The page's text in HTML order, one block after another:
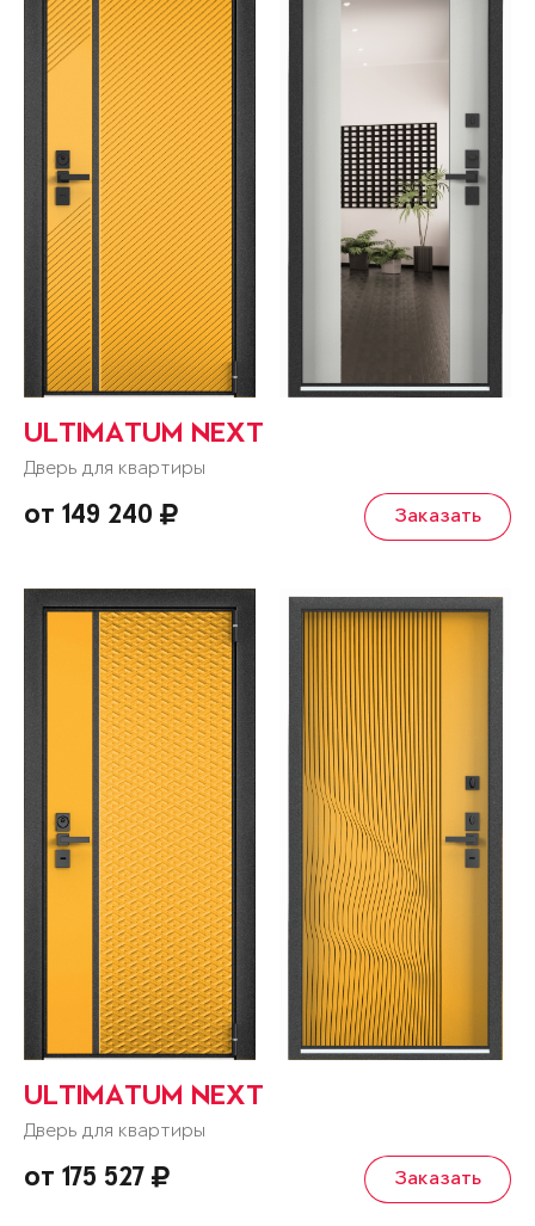
ULTIMATUM NEXT
Дверь для квартиры
от 149 240 Заказать
ULTIMATUM NEXT
Дверь для квартиры
от 175 527 Заказать